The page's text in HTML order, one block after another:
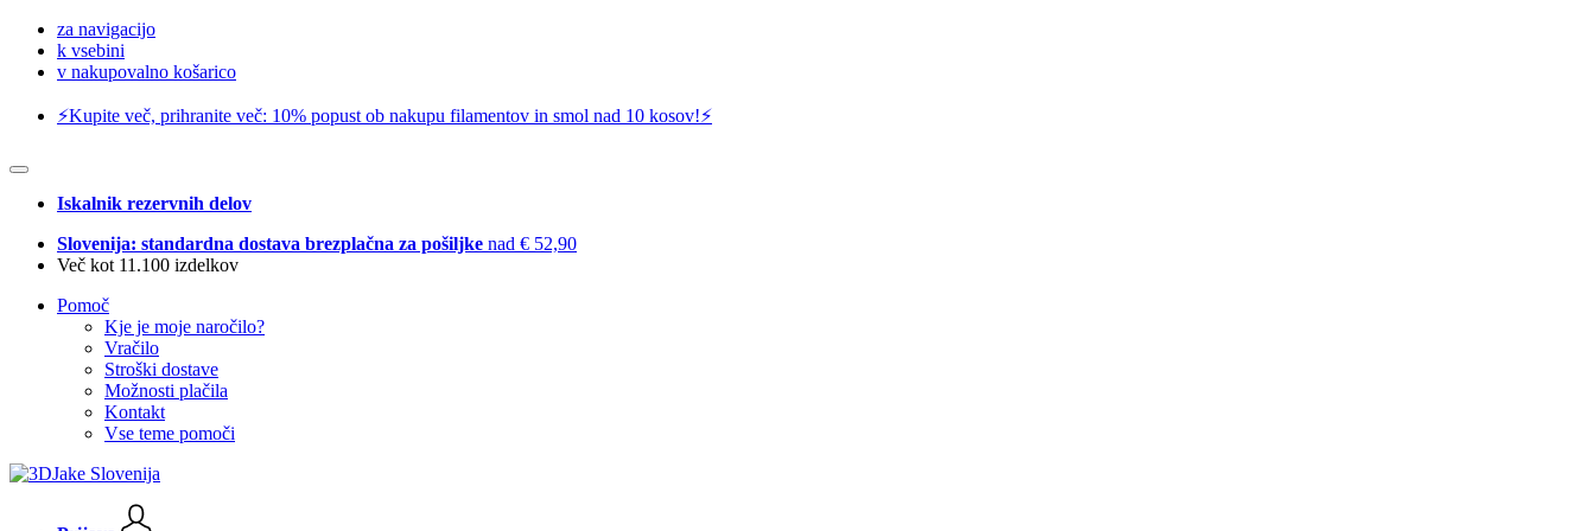
za navigacijo
k vsebini
v nakupovalno košarico
⚡️Kupite več, prihranite več: 10% popust ob nakupu filamentov in smol nad 10 kosov!⚡️
Iskalnik rezervnih delov
Slovenija: standardna dostava brezplačna za pošiljke nad € 52,90
Več kot 11.100 izdelkov
Pomoč
Kje je moje naročilo?
Vračilo
Stroški dostave
Možnosti plačila
Kontakt
Vse teme pomoči